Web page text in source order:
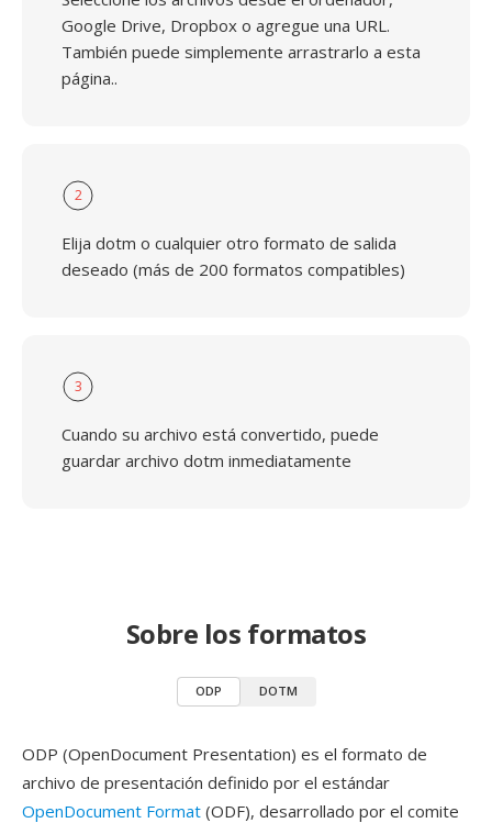
Google Drive, Dropbox o agregue una URL.
También puede simplemente arrastrarlo a esta
página..
2
Elija dotm o cualquier otro formato de salida
deseado (más de 200 formatos compatibles)
3
Cuando su archivo está convertido, puede
guardar archivo dotm inmediatamente
Sobre los formatos
ODP DOTM
ODP (OpenDocument Presentation) es el formato de
archivo de presentación definido por el estándar
OpenDocument Format (ODF), desarrollado por el comite